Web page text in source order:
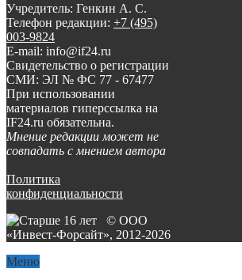
Учредитель: Генкин А. С.
Телефон редакции: +7 (495)
003-9824
E-mail: info@if24.ru
Свидетельство о регистрации
СМИ: ЭЛ № ФС 77 - 67477
При использовании
материалов гиперссылка на
IF24.ru обязательна.
Мнение редакции может не
совпадать с мнением автора
Политика
конфиденциальности
© ООО
«Инвест-Форсайт», 2012-2026
Меню